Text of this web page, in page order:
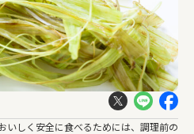
いしく安全に食べるためには、調理前の